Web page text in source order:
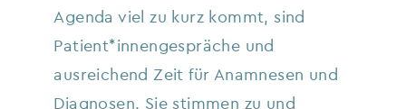
Agenda viel zu kurz kommt, sind
Patient*innengespräche und
ausreichend Zeit für Anamnesen und
Diagnosen. Sie stimmen zu und